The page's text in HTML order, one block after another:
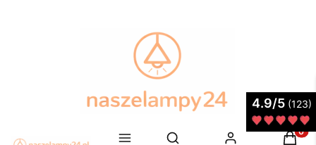
Otwórz wyszukiwarkę
4.9/5 (123)